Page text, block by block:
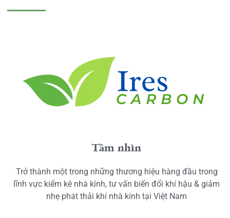
Tầm nhìn
Trở thành một trong những thương hiệu hàng đầu trong
lĩnh vực kiểm kê nhà kính, tư vấn biến đổi khí hậu & giảm
nhẹ phát thải khí nhà kính tại Việt Nam